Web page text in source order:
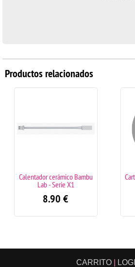
Productos relacionados
Calentador cerámico Bambu
Lab - Serie X1
8.90 €
CARRITO